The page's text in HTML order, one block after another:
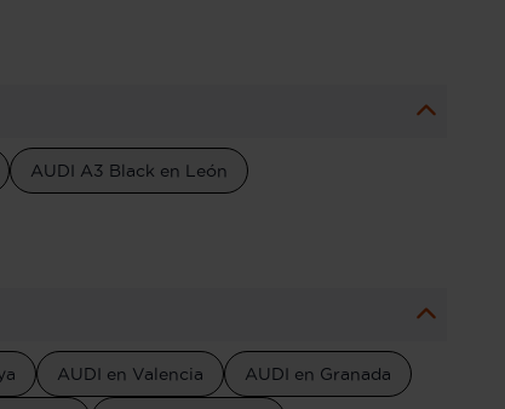
AUDI A3 Black en León
AUDI en Valencia AUDI en Granada